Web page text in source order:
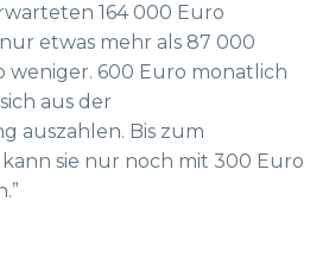
164 000 Euro
etwas mehr als 87 000
weniger. 600 Euro monatlich
aus der
auszahlen. Bis zum
sie nur noch mit 300 Euro